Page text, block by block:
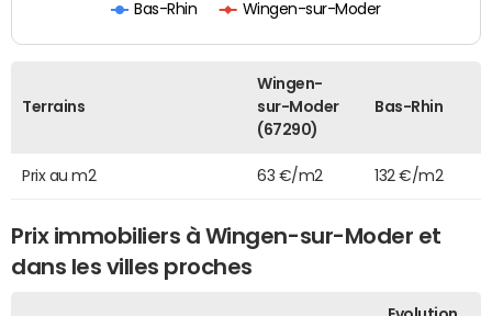
Bas-Rhin Wingen-sur-Moder
Terrains
Wingen-
sur-Moder
(67290)
Bas-Rhin
Prix au m2 63 €/m2 132 €/m2
Prix immobiliers à Wingen-sur-Moder et
dans les villes proches